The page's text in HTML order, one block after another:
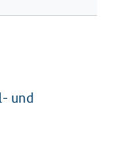
und